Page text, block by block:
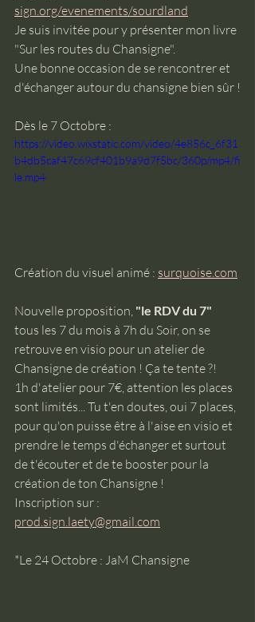
sign.org/evenements/sourdland
Je suis invitée pour y présenter mon livre
"Sur les routes du Chansigne".
Une bonne occasion de se rencontrer et
d'échanger autour du chansigne bien sûr !
Dès le 7 Octobre :
https://video.wixstatic.com/video/4e856c_6f31
b4db5caf47c69cf401b9a9d7f5bc/360p/mp4/fi
le.mp4
Création du visuel animé : surquoise.com
Nouvelle proposition, "le RDV du 7"
tous les 7 du mois à 7h du Soir, on se
retrouve en visio pour un atelier de
Chansigne de création ! Ça te tente ?!
1h d'atelier pour 7€, attention les places
sont limités... Tu t'en doutes, oui 7 places,
pour qu'on puisse être à l'aise en visio et
prendre le temps d'échanger et surtout
de t'écouter et de te booster pour la
création de ton Chansigne !
Inscription sur :
prod.sign.laety@gmail.com
*Le 24 Octobre : JaM Chansigne